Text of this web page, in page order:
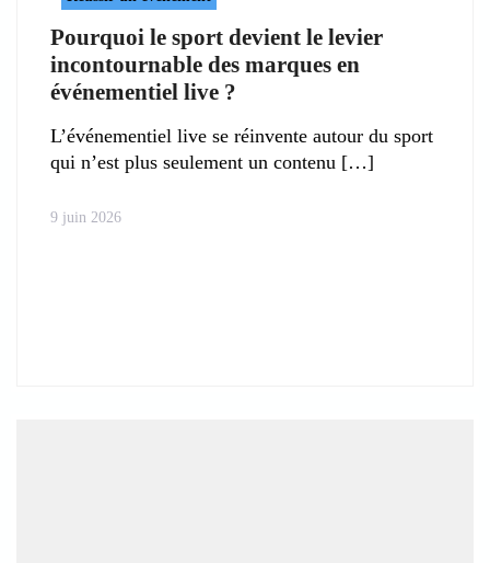
Pourquoi le sport devient le levier
incontournable des marques en
événementiel live ?
L’événementiel live se réinvente autour du sport
qui n’est plus seulement un contenu
9 juin 2026